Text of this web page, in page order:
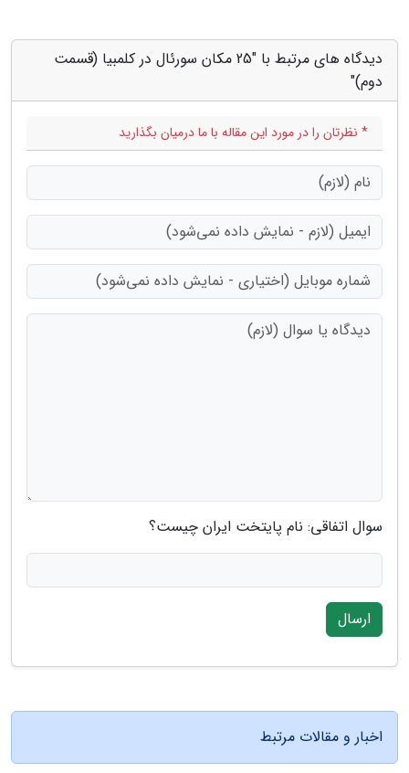
دیدگاه های مرتبط با "25 مکان سورئال در کلمبیا (قسمت
دوم)"
* نظرتان را در مورد این مقاله با ما درمیان بگذارید
سوال اتفاقی: نام پایتخت ایران چیست؟
ارسال
اخبار و مقالات مرتبط